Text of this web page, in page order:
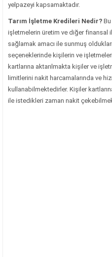
yelpazeyi kapsamaktadır.
Tarım İşletme Kredileri Nedir?
işletmelerin üretim ve diğer finansal
sağlamak amacı ile sunmuş
seçeneklerinde kişilerin ve
kartlarına aktarılmakta kişiler ve
limitlerini nakit harcamalarında ve
kullanabilmektedirler. Kişiler
ile istedikleri zaman nakit